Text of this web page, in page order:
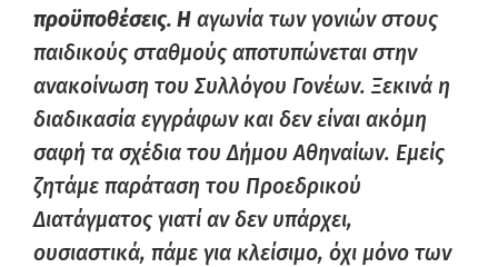
προϋποθέσεις. Η αγωνία των γονιών στους
παιδικούς σταθμούς αποτυπώνεται στην
ανακοίνωση του Συλλόγου Γονέων. Ξεκινά η
διαδικασία εγγράφων και δεν είναι ακόμη
σαφή τα σχέδια του Δήμου Αθηναίων. Εμείς
ζητάμε παράταση του Προεδρικού
Διατάγματος γιατί αν δεν υπάρχει,
ουσιαστικά, πάμε για κλείσιμο, όχι μόνο των